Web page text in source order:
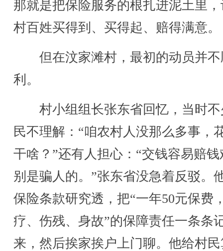
那就是把保险服务的根扎进泥土里
村百姓买得到、买得起、赔得满意。
但在汶家滩村，最初的动员并不
利。
村小组组长张东省回忆，当时不
民不理解：“咱农村人没那么多事，
干啥？”还有人担心：“交钱容易赔钱
别是骗人的。”张东省没急着反驳。
保险条款研究透，把“一年50元保费
疗、伤残、身故”的保障责任一条条
来，然后挨家挨户上门聊。他给村